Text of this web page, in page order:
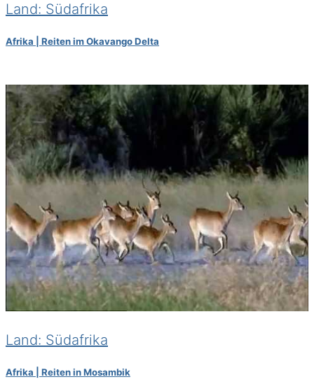
Land: Südafrika
Afrika | Reiten im Okavango Delta
Land: Südafrika
Afrika | Reiten in Mosambik